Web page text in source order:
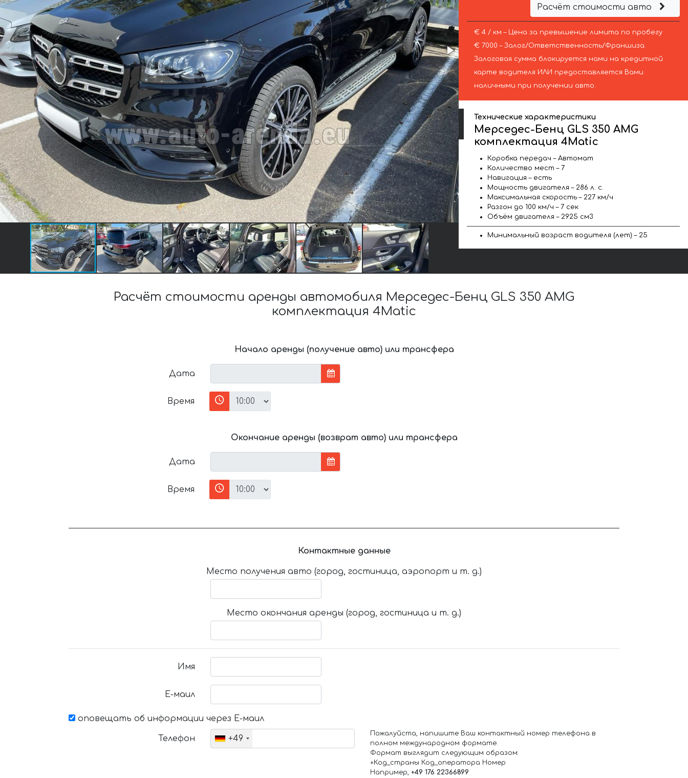
Расчёт стоимости авто
€ 4 / км – Цена за превышение лимита по пробегу
€ 7000 – Залог/Ответственность/Франшиза.
Залоговая сумма блокируется нами на кредитной
карте водителя ИЛИ предоставляется Вами
наличными при получении авто.
Технические характеристики
Мерседес-Бенц GLS 350 AMG
комплектация 4Matic
Коробка передач – Автомат
Количество мест – 7
Навигация – есть
Мощность двигателя – 286 л. с.
Максимальная скорость – 227 км/ч
Разгон до 100 км/ч – 7 сек
Объём двигателя – 2925 см3
Минимальный возраст водителя (лет) – 25
Расчёт стоимости аренды автомобиля Мерседес-Бенц GLS 350 AMG
комплектация 4Matic
Начало аренды (получение авто) или трансфера
Дата
Время
Окончание аренды (возврат авто) или трансфера
Дата
Время
Контактные данные
Место получения авто (город, гостиница, аэропорт и т. д.)
Место окончания аренды (город, гостиница и т. д.)
Имя
Е-маил
оповещать об информации через Е-маил
Телефон +49
Пожалуйста, напишите Ваш контактный номер телефона в
полном международном формате.
Формат выглядит следующим образом:
+Код_страны Код_оператора Номер
Например, +49 176 22366899